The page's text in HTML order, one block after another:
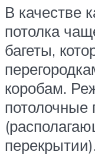
В качестве
потолка
багеты,
коробам.
перекрытии).